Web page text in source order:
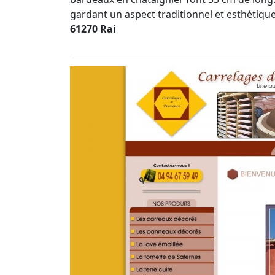
gardant un aspect traditionnel et
61270 Rai